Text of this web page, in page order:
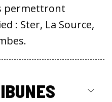
permettront
: Ster, La Source,